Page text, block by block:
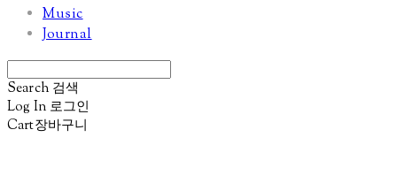
Music
Journal
Search 검색
Log In 로그인
Cart장바구니